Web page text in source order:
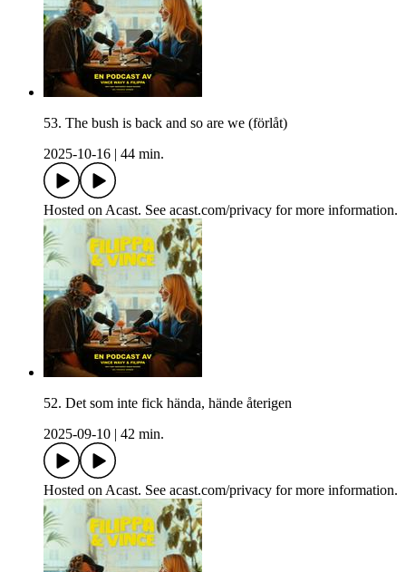
53. The bush is back and so are we (förlåt)
2025-10-16
44 min.
Hosted on Acast. See acast.com/privacy for more information.
52. Det som inte fick hända, hände återigen
2025-09-10
42 min.
Hosted on Acast. See acast.com/privacy for more information.